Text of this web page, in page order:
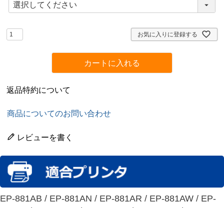
必
)
お気に入りに登録する
カートに入れる
返品特約について
商品についてのお問い合わせ
レビューを書く
EP-881AB / EP-881AN / EP-881AR / EP-881AW / EP-